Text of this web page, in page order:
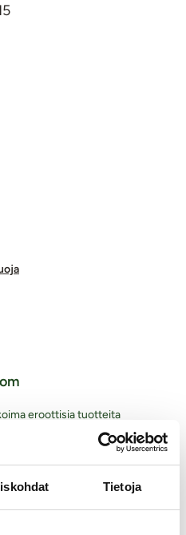
Tietoja
eroottisia tuotteita
tilaukset lähetetään vielä samana
alk. 0 €